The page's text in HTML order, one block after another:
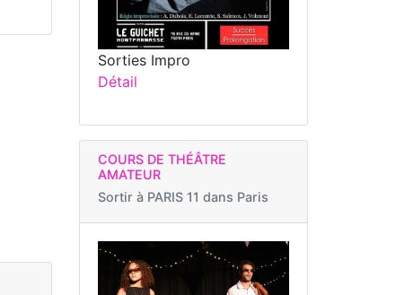
Sorties Impro
Détail
COURS DE THÉÂTRE
AMATEUR
Sortir à PARIS 11 dans Paris